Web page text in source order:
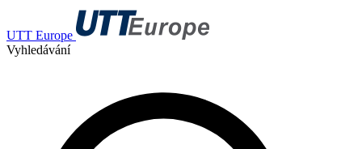
UTT Europe
Vyhledávání